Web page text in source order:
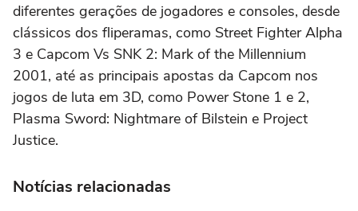
diferentes gerações de jogadores e consoles, desde
clássicos dos fliperamas, como Street Fighter Alpha
3 e Capcom Vs SNK 2: Mark of the Millennium
2001, até as principais apostas da Capcom nos
jogos de luta em 3D, como Power Stone 1 e 2,
Plasma Sword: Nightmare of Bilstein e Project
Justice.
Notícias relacionadas